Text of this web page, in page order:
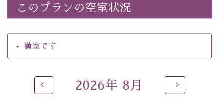
いう昔の暦による料理表現）
・朝食はこだわりの味噌汁をはじめとした和定食
【温泉】
自家源泉「美翠源泉」は酸化の進みが遅く新鮮で若返り
るご入浴をお愉しみください。
■お座敷風呂（大浴場）
このプランの空室状況
満室です
2026年 8月